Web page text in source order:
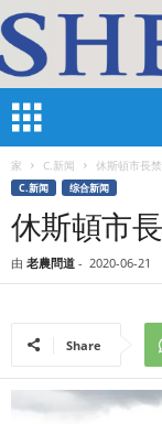
家 C.新闻 休斯頓市長
C.新闻 综合新闻
休斯頓市
由 老農問道 - 2020-06-21
Share